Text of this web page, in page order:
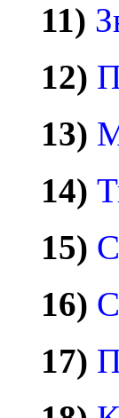
11)
12)
13)
14)
15)
16)
17)